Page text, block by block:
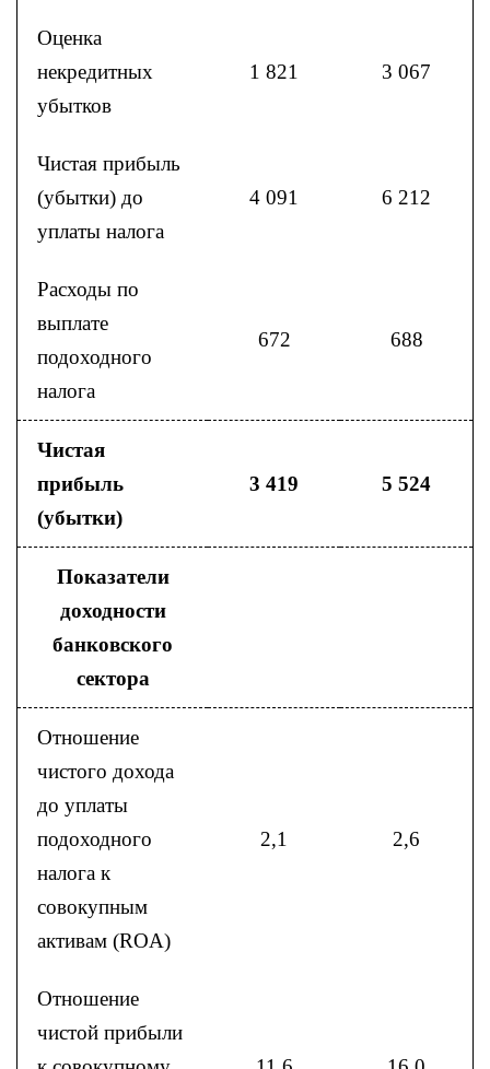
Оценка
некредитных
убытков
1 821 3 067
Чистая прибыль
(убытки) до
уплаты налога
4 091 6 212
Расходы по
выплате
подоходного
налога
672 688
Чистая
прибыль
(убытки)
3 419 5 524
Показатели
доходности
банковского
сектора
Отношение
чистого дохода
до уплаты
подоходного
налога к
совокупным
активам (ROA)
2,1 2,6
Отношение
чистой прибыли